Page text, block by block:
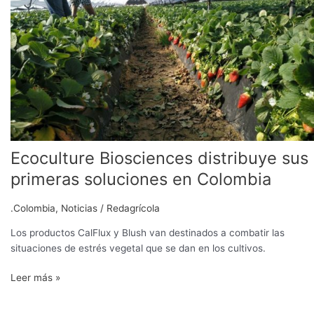
Ecoculture Biosciences distribuye sus
primeras soluciones en Colombia
.Colombia, Noticias / Redagrícola
Los productos CalFlux y Blush van destinados a combatir las
situaciones de estrés vegetal que se dan en los cultivos.
distribuye
sus
primeras
soluciones
en
Colombia
Leer más »